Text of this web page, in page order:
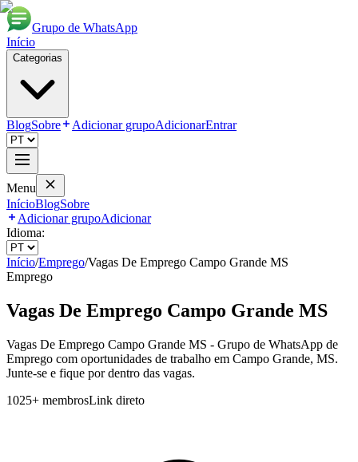
Grupo de WhatsApp
Início
Categorias
BlogSobre Adicionar grupoAdicionarEntrar
Menu
InícioBlogSobre
Adicionar grupoAdicionar
Idioma:
Início/Emprego/Vagas De Emprego Campo Grande MS
Emprego
Vagas De Emprego Campo Grande MS
Vagas De Emprego Campo Grande MS - Grupo de WhatsApp de
Emprego com oportunidades de trabalho em Campo Grande, MS.
Junte-se e fique por dentro das vagas.
1025+ membrosLink direto